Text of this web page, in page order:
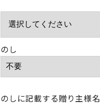
のし
のしに記載する贈り主様名